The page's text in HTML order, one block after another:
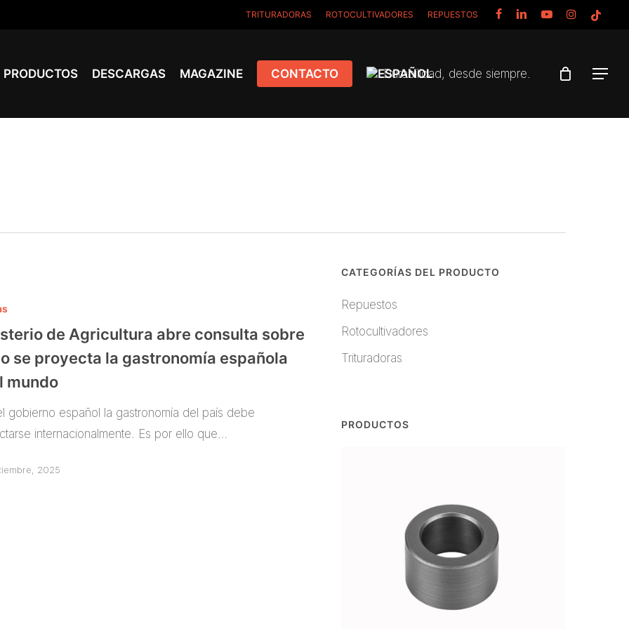
FACEBOOKLINKEDINYOUTUBEINSTAGRAM
TIKTOK
TRITURADORAS ROTOCULTIVADORES REPUESTOS
PRODUCTOS DESCARGAS MAGAZINE CONTACTO Durabilidad, desde siempre. Menu
de Agricultura abre consulta sobre
se proyecta la gastronomía española
mundo
gobierno español la gastronomía del país debe
internacionalmente. Es por ello que…
2025
CATEGORÍAS DEL PRODUCTO
Repuestos
Rotocultivadores
Trituradoras
PRODUCTOS